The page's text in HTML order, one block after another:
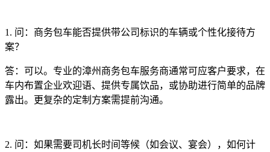
1. 问：商务包车能否提供带公司标识的车辆或个性化接待方
案？
答：可以。专业的漳州商务包车服务商通常可应客户要求，在
车内布置企业欢迎语、提供专属饮品，或协助进行简单的品牌
露出。更复杂的定制方案需提前沟通。
2. 问：如果需要司机长时间等候（如会议、宴会），如何计